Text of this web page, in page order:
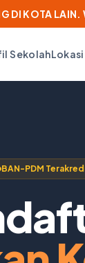
KOTA LAIN.
Sekolah
BAN-PDM